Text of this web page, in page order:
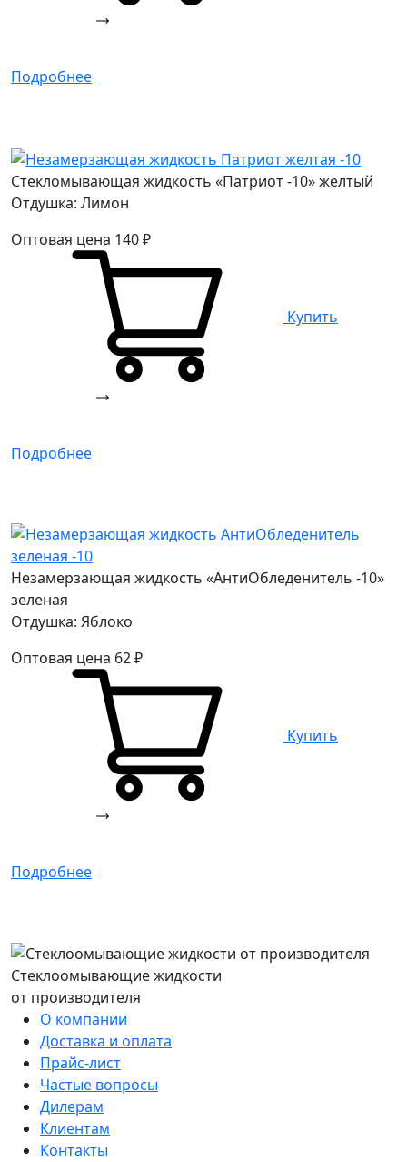
Подробнее
Стекломывающая жидкость «Патриот -10» желтый
Отдушка: Лимон
Оптовая цена 140₽
Купить
Подробнее
Незамерзающая жидкость «АнтиОбледенитель -10»
зеленая
Отдушка: Яблоко
Оптовая цена 62₽
Купить
Подробнее
Стеклоомывающие жидкости
от производителя
О компании
Доставка и оплата
Прайс-лист
Частые вопросы
Дилерам
Клиентам
Контакты